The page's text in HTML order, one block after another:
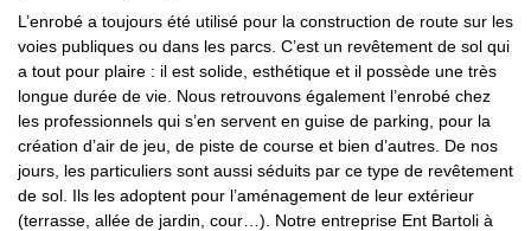
L’enrobé a toujours été utilisé pour la construction de route sur les
voies publiques ou dans les parcs. C’est un revêtement de sol qui
a tout pour plaire : il est solide, esthétique et il possède une très
longue durée de vie. Nous retrouvons également l’enrobé chez
les professionnels qui s’en servent en guise de parking, pour la
création d’air de jeu, de piste de course et bien d’autres. De nos
jours, les particuliers sont aussi séduits par ce type de revêtement
de sol. Ils les adoptent pour l’aménagement de leur extérieur
(terrasse, allée de jardin, cour…). Notre entreprise Ent Bartoli à